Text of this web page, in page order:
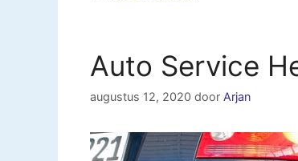
Auto Service
augustus 12, 2020 door Arjan